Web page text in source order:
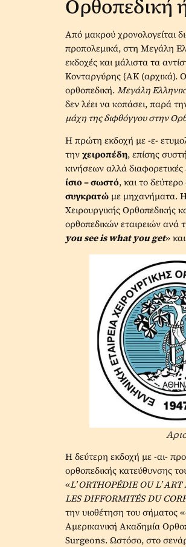
Ορθοπεδική
Από μακρού χρονολογείται
προπολεμικά, στη Μεγάλη
εκδοχές και μάλιστα τα
Κονταργύρης {ΑΚ (αρχικά).
ορθοπεδική. Μεγάλη
δεν λέει να κοπάσει, παρά
μάχητης διφθόγγουστην
Η πρώτη εκδοχή με -ε-
την χειροπέδη, επίσης
κινήσεων αλλά
ίσιο – σωστό, και το δεύτερο
συγκρατώμε μηχανήματα. Η
Χειρουργικής Ορθοπεδικής
ορθοπεδικών εταιρειών ανά
you see is what you get»
Η δεύτερη εκδοχή με -αι-
ορθοπεδικής κατεύθυνσης
«L’ ORTHOPÉDIE OU L’ ART
LES DIFFORMITÉS DU
την υιοθέτηση του σήματος «
Αμερικανική Ακαδημία
Surgeons. Ωστόσο, στο